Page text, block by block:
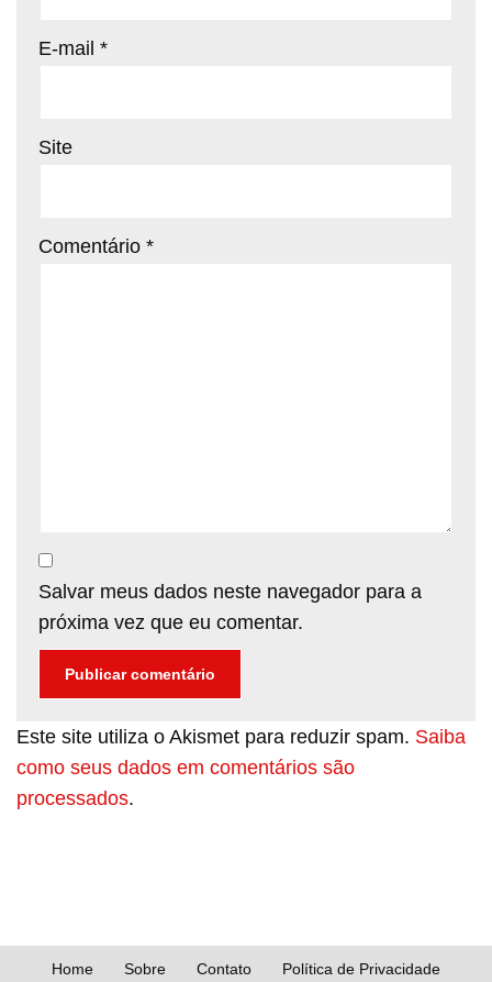
E-mail *
Site
Comentário *
Salvar meus dados neste navegador para a
próxima vez que eu comentar.
Este site utiliza o Akismet para reduzir spam. Saiba
como seus dados em comentários são
processados.
Home Sobre Contato Política de Privacidade